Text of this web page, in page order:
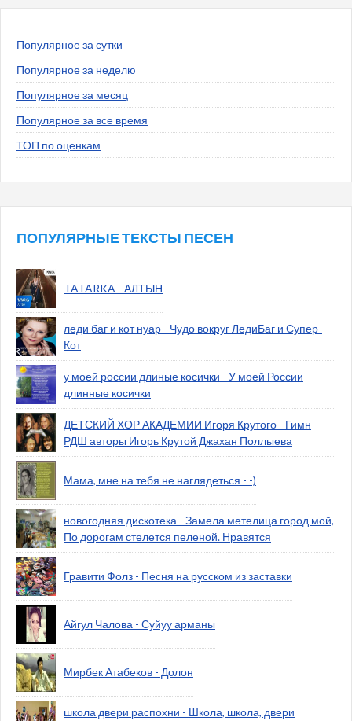
Популярное за сутки
Популярное за неделю
Популярное за месяц
Популярное за все время
ТОП по оценкам
ПОПУЛЯРНЫЕ ТЕКСТЫ ПЕСЕН
TATARKA - АЛТЫН
леди баг и кот нуар - Чудо вокруг ЛедиБаг и Супер-
Кот
у моей россии длиные косички - У моей России
длинные косички
ДЕТСКИЙ ХОР АКАДЕМИИ Игоря Крутого - Гимн
РДШ авторы Игорь Крутой Джахан Поллыева
Мама, мне на тебя не наглядеться - -)
новогодняя дискотека - Замела метелица город мой,
По дорогам стелется пеленой. Нравятся
Гравити Фолз - Песня на русском из заставки
Айгул Чалова - Суйуу арманы
Мирбек Атабеков - Долон
школа двери распохни - Школа, школа, двери